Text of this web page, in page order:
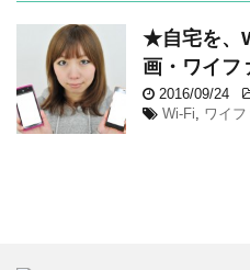
★自宅を、
画・ワイ
2016/09/24
Wi-Fi
ワイフ